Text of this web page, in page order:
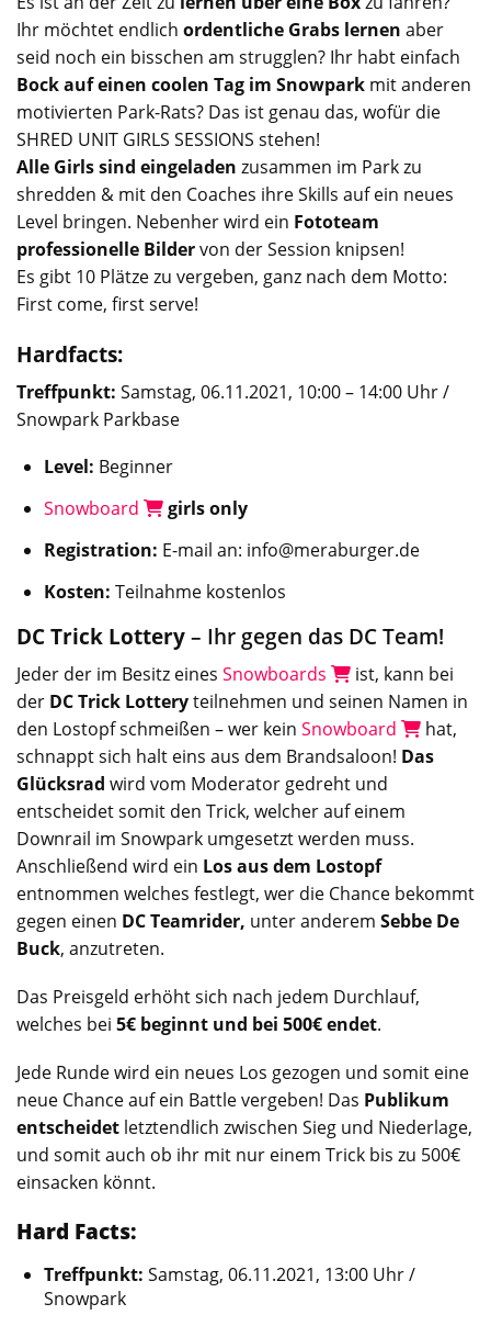
Ihr möchtet endlich ordentliche Grabs lernen aber
seid noch ein bisschen am strugglen? Ihr habt einfach
Bock auf einen coolen Tag im Snowpark mit anderen
motivierten Park-Rats? Das ist genau das, wofür die
SHRED UNIT GIRLS SESSIONS stehen!
Alle Girls sind eingeladen zusammen im Park zu
shredden & mit den Coaches ihre Skills auf ein neues
Level bringen. Nebenher wird ein Fototeam
professionelle Bildervon der Session knipsen!
Es gibt 10 Plätze zu vergeben, ganz nach dem Motto:
First come, first serve!
​Hardfacts:
Treffpunkt: Samstag, 06.11.2021, 10:00 – 14:00 Uhr /
Snowpark Parkbase
Level: Beginner
Snowboard
girls only
Registration: E-mail an: info@meraburger.de
Kosten: Teilnahme kostenlos
DC Trick Lottery– Ihr gegen das DC Team!
Jeder der im Besitz eines Snowboards
ist, kann bei
der DC Trick Lotteryteilnehmen und seinen Namen in
den Lostopf schmeißen – wer kein Snowboard
hat,
schnappt sich halt eins aus dem Brandsaloon! Das
Glücksrad wird vom Moderator gedreht und
entscheidet somit den Trick, welcher auf einem
Downrail im Snowpark umgesetzt werden muss.
Anschließend wird ein Los aus dem Lostopf
entnommen welches festlegt, wer die Chance bekommt
gegen einen DC Teamrider, unter anderem Sebbe De
Buck, anzutreten.
Das Preisgeld erhöht sich nach jedem Durchlauf,
welches bei 5€ beginnt und bei 500€ endet.
Jede Runde wird ein neues Los gezogen und somit eine
neue Chance auf ein Battle vergeben! Das Publikum
entscheidet letztendlich zwischen Sieg und Niederlage,
und somit auch ob ihr mit nur einem Trick bis zu 500€
einsacken könnt.
Hard Facts:
Treffpunkt: Samstag, 06.11.2021, 13:00 Uhr /
Snowpark